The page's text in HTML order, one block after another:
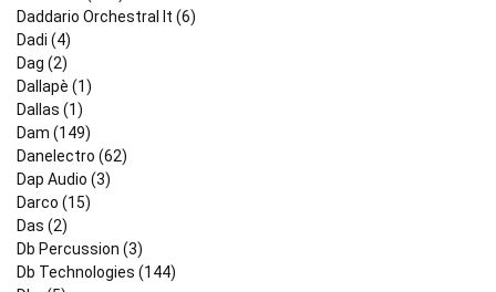
Daddario Orchestral It (6)
Dadi (4)
Dag (2)
Dallapè (1)
Dallas (1)
Dam (149)
Danelectro (62)
Dap Audio (3)
Darco (15)
Das (2)
Db Percussion (3)
Db Technologies (144)